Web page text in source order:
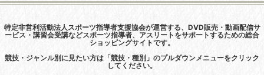
特定非営利活動法人スポーツ指導者支援協会が運営する、DVD販売・動画配信サ
ービス・講習会受講などスポーツ指導者、アスリートをサポートするための総合
ショッピングサイトです。
競技・ジャンル別に見たい方は「競技・種別」のプルダウンメニューをクリック
してください。